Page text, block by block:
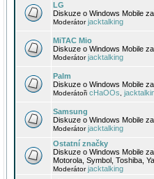
LG
Diskuze o Windows Mobile
Moderátorjacktalking
MiTAC Mio
Diskuze o Windows Mobile
Moderátorjacktalking
Palm
Diskuze o Windows Mobile
Moderátoři cHaOOs
Samsung
Diskuze o Windows Mobile
Moderátorjacktalking
Ostatní značky
Diskuze o Windows Mobile
Motorola, Symbol, Toshiba,
Moderátorjacktalking